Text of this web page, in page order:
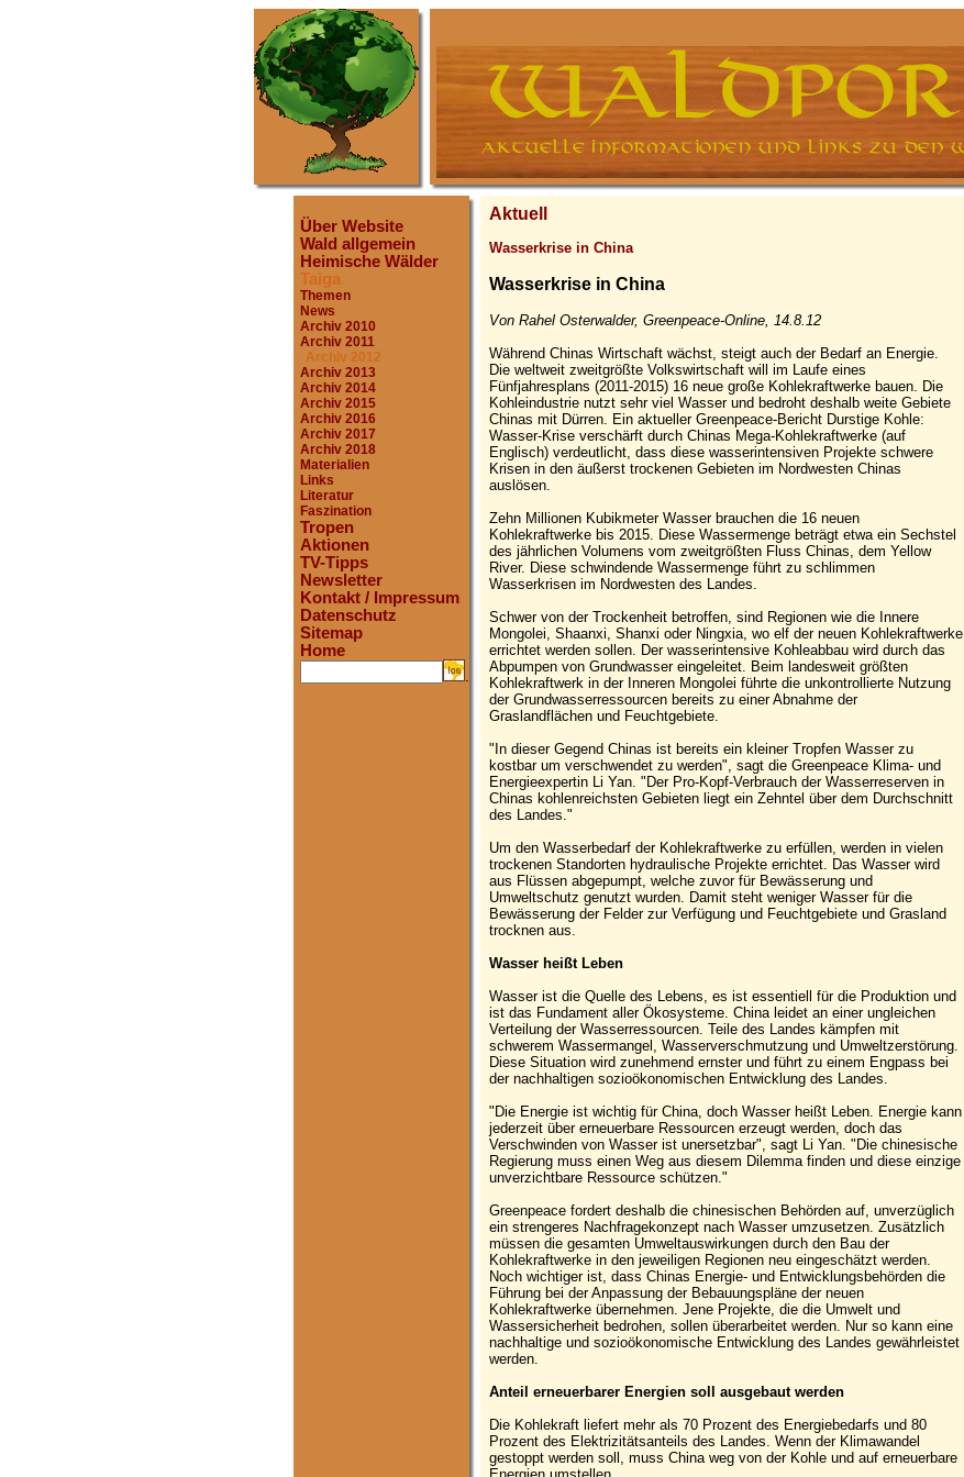
Über Website
Wald allgemein
Heimische Wälder
Taiga
Themen
News
Archiv 2010
Archiv 2011
Archiv 2012
Archiv 2013
Archiv 2014
Archiv 2015
Archiv 2016
Archiv 2017
Archiv 2018
Materialien
Links
Literatur
Faszination
Tropen
Aktionen
TV-Tipps
Newsletter
Kontakt / Impressum
Datenschutz
Sitemap
Home
.
Aktuell
Wasserkrise in China
Wasserkrise in China
Von Rahel Osterwalder, Greenpeace-Online, 14.8.12
Während Chinas Wirtschaft wächst, steigt auch der Bedarf an Energie.
Die weltweit zweitgrößte Volkswirtschaft will im Laufe eines
Fünfjahresplans (2011-2015) 16 neue große Kohlekraftwerke bauen. Die
Kohleindustrie nutzt sehr viel Wasser und bedroht deshalb weite Gebiete
Chinas mit Dürren. Ein aktueller Greenpeace-Bericht Durstige Kohle:
Wasser-Krise verschärft durch Chinas Mega-Kohlekraftwerke (auf
Englisch) verdeutlicht, dass diese wasserintensiven Projekte schwere
Krisen in den äußerst trockenen Gebieten im Nordwesten Chinas
auslösen.
Zehn Millionen Kubikmeter Wasser brauchen die 16 neuen
Kohlekraftwerke bis 2015. Diese Wassermenge beträgt etwa ein Sechstel
des jährlichen Volumens vom zweitgrößten Fluss Chinas, dem Yellow
River. Diese schwindende Wassermenge führt zu schlimmen
Wasserkrisen im Nordwesten des Landes.
Schwer von der Trockenheit betroffen, sind Regionen wie die Innere
Mongolei, Shaanxi, Shanxi oder Ningxia, wo elf der neuen Kohlekraftwerke
errichtet werden sollen. Der wasserintensive Kohleabbau wird durch das
Abpumpen von Grundwasser eingeleitet. Beim landesweit größten
Kohlekraftwerk in der Inneren Mongolei führte die unkontrollierte Nutzung
der Grundwasserressourcen bereits zu einer Abnahme der
Graslandflächen und Feuchtgebiete.
"In dieser Gegend Chinas ist bereits ein kleiner Tropfen Wasser zu
kostbar um verschwendet zu werden", sagt die Greenpeace Klima- und
Energieexpertin Li Yan. "Der Pro-Kopf-Verbrauch der Wasserreserven in
Chinas kohlenreichsten Gebieten liegt ein Zehntel über dem Durchschnitt
des Landes."
Um den Wasserbedarf der Kohlekraftwerke zu erfüllen, werden in vielen
trockenen Standorten hydraulische Projekte errichtet. Das Wasser wird
aus Flüssen abgepumpt, welche zuvor für Bewässerung und
Umweltschutz genutzt wurden. Damit steht weniger Wasser für die
Bewässerung der Felder zur Verfügung und Feuchtgebiete und Grasland
trocknen aus.
Wasser heißt Leben
Wasser ist die Quelle des Lebens, es ist essentiell für die Produktion und
ist das Fundament aller Ökosysteme. China leidet an einer ungleichen
Verteilung der Wasserressourcen. Teile des Landes kämpfen mit
schwerem Wassermangel, Wasserverschmutzung und Umweltzerstörung.
Diese Situation wird zunehmend ernster und führt zu einem Engpass bei
der nachhaltigen sozioökonomischen Entwicklung des Landes.
"Die Energie ist wichtig für China, doch Wasser heißt Leben. Energie kann
jederzeit über erneuerbare Ressourcen erzeugt werden, doch das
Verschwinden von Wasser ist unersetzbar", sagt Li Yan. "Die chinesische
Regierung muss einen Weg aus diesem Dilemma finden und diese einzige
unverzichtbare Ressource schützen."
Greenpeace fordert deshalb die chinesischen Behörden auf, unverzüglich
ein strengeres Nachfragekonzept nach Wasser umzusetzen. Zusätzlich
müssen die gesamten Umweltauswirkungen durch den Bau der
Kohlekraftwerke in den jeweiligen Regionen neu eingeschätzt werden.
Noch wichtiger ist, dass Chinas Energie- und Entwicklungsbehörden die
Führung bei der Anpassung der Bebauungspläne der neuen
Kohlekraftwerke übernehmen. Jene Projekte, die die Umwelt und
Wassersicherheit bedrohen, sollen überarbeitet werden. Nur so kann eine
nachhaltige und sozioökonomische Entwicklung des Landes gewährleistet
werden.
Anteil erneuerbarer Energien soll ausgebaut werden
Die Kohlekraft liefert mehr als 70 Prozent des Energiebedarfs und 80
Prozent des Elektrizitätsanteils des Landes. Wenn der Klimawandel
gestoppt werden soll, muss China weg von der Kohle und auf erneuerbare